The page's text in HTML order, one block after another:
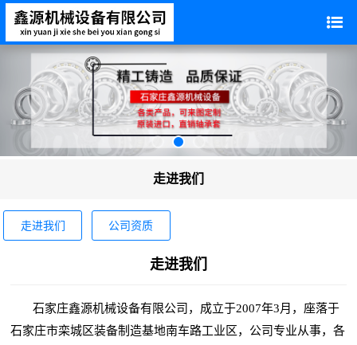
走进我们
走进我们 公司资质
走进我们
石家庄鑫源机械设备有限公司，成立于2007年3月，座落于
石家庄市栾城区装备制造基地南车路工业区，公司专业从事，各